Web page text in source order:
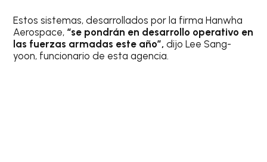
Estos sistemas, desarrollados por la firma Hanwha
Aerospace, “se pondrán en desarrollo operativo en
las fuerzas armadas este año”,dijo Lee Sang-
yoon, funcionario de esta agencia.